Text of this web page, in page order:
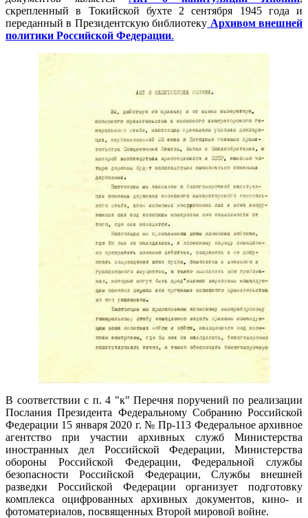
скрепленный в Токийской бухте 2 сентября 1945 года и
переданный в Президентскую библиотеку Архивом внешней
политики Российской Федерации.
В соответствии с п. 4 "к" Перечня поручений по реализации
Послания Президента Федеральному Собранию Российской
Федерации 15 января 2020 г. № Пр-113 Федеральное архивное
агентство при участии архивных служб Министерства
иностранных дел Российской Федерации, Министерства
обороны Российской Федерации, Федеральной службы
безопасности Российской Федерации, Службы внешней
разведки Российской Федерации организует подготовку
комплекса оцифрованных архивных документов, кино- и
фотоматериалов, посвященных Второй мировой войне.